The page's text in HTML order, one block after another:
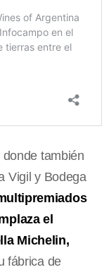
también
Vigil y Bodega
el
Michelin,
fábrica de